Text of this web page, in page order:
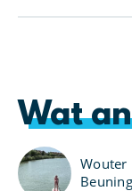
Wat
Wouter